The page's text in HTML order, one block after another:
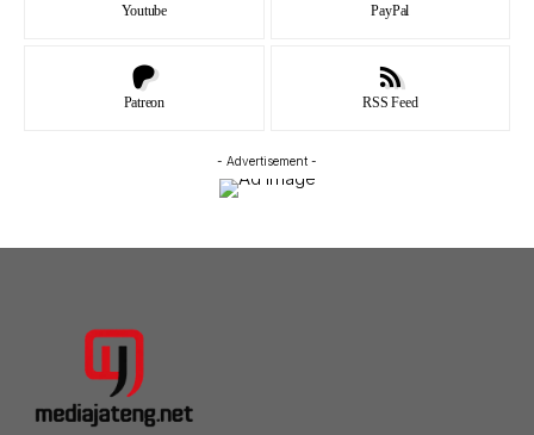
Youtube PayPal
Patreon RSS Feed
- Advertisement -